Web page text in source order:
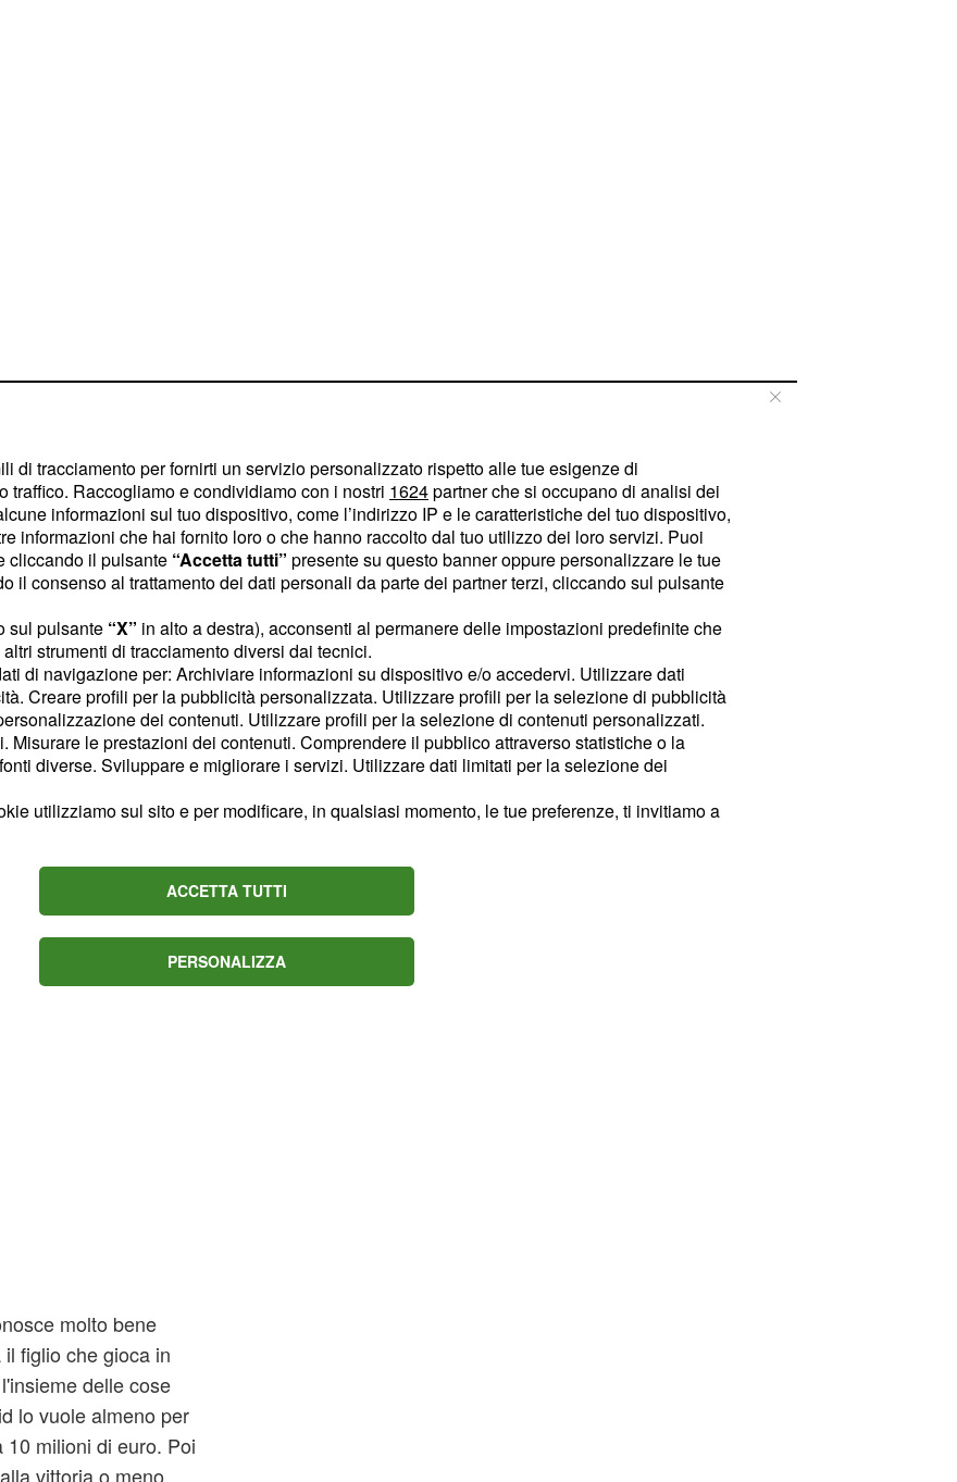
Fiorentina. Ausilio e
cercano di
danno a quello già
imbestialiti per la
I giocatori sono
allenatore della
se fossero
del campionato,
futuro
di Pioli,
molto bene
figlio che gioca in
delle cose
lo vuole almeno per
milioni di euro. Poi
vittoria o meno
di tracciamento per fornirti un servizio personalizzato rispetto alle tue esigenze di
traffico. Raccogliamo e condividiamo con i nostri 1624partner che si occupano di analisi dei
informazioni sul tuo dispositivo, come l’indirizzo IP e le caratteristiche del tuo dispositivo,
informazioni che hai fornito loro o che hanno raccolto dal tuo utilizzo dei loro servizi. Puoi
cliccando il pulsante “Accetta tutti” presente su questo banner oppure personalizzare le tue
il consenso al trattamento dei dati personali da parte dei partner terzi, cliccando sul pulsante
sul pulsante “X” in alto a destra), acconsenti al permanere delle impostazioni predefinite che
strumenti di tracciamento diversi dai tecnici.
di navigazione per: Archiviare informazioni su dispositivo e/o accedervi. Utilizzare dati
Creare profili per la pubblicità personalizzata. Utilizzare profili per la selezione di pubblicità
dei contenuti. Utilizzare profili per la selezione di contenuti personalizzati.
Misurare le prestazioni dei contenuti. Comprendere il pubblico attraverso statistiche o la
diverse. Sviluppare e migliorare i servizi. Utilizzare dati limitati per la selezione dei
utilizziamo sul sito e per modificare, in qualsiasi momento, le tue preferenze, ti invitiamo a
ACCETTA TUTTI
PERSONALIZZA